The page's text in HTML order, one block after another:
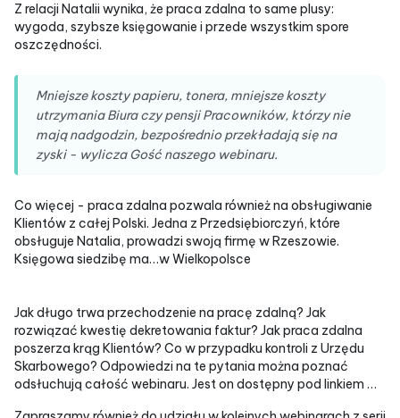
Z relacji Natalii wynika, że praca zdalna to same plusy:
wygoda, szybsze księgowanie i przede wszystkim spore
oszczędności.
Mniejsze koszty papieru, tonera, mniejsze koszty
utrzymania Biura czy pensji Pracowników, którzy nie
mają nadgodzin, bezpośrednio przekładają się na
zyski - wylicza Gość naszego webinaru.
Co więcej - praca zdalna pozwala również na obsługiwanie
Klientów z całej Polski. Jedna z Przedsiębiorczyń, które
obsługuje Natalia, prowadzi swoją firmę w Rzeszowie.
Księgowa siedzibę ma…w Wielkopolsce
Jak długo trwa przechodzenie na pracę zdalną? Jak
rozwiązać kwestię dekretowania faktur? Jak praca zdalna
poszerza krąg Klientów? Co w przypadku kontroli z Urzędu
Skarbowego? Odpowiedzi na te pytania można poznać
odsłuchują całość webinaru. Jest on dostępny pod linkiem …